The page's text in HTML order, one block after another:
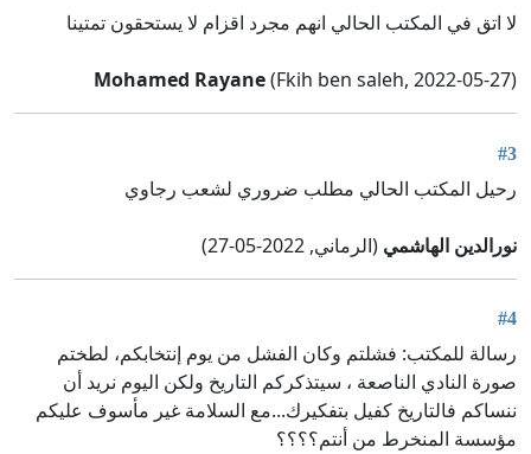
لا اتق في المكتب الحالي انهم مجرد اقزام لا يستحقون تمتينا
Mohamed Rayane(Fkih ben saleh, 2022-05-27)
#3
رحيل المكتب الحالي مطلب ضروري لشعب رجاوي
نورالدين الهاشمي (الرماني, 2022-05-27)
#4
رسالة للمكتب: فشلتم وكان الفشل من يوم إنتخابكم، لطختم
صورة النادي الناصعة ، سيتذكركم التاريخ ولكن اليوم نريد أن
ننساكم فالتاريخ كفيل بتفكيرك...مع السلامة غير مأسوف عليكم
مؤسسة المنخرط من أنتم؟؟؟؟